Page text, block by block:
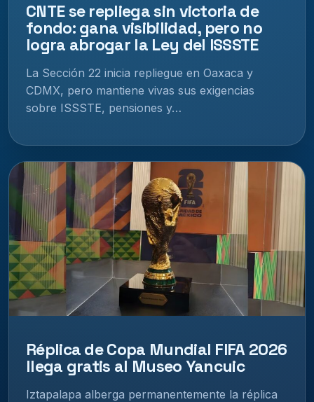
CNTE se repliega sin victoria de
fondo: gana visibilidad, pero no
logra abrogar la Ley del ISSSTE
La Sección 22 inicia repliegue en Oaxaca y
CDMX, pero mantiene vivas sus exigencias
sobre ISSSTE, pensiones y…
Réplica de Copa Mundial FIFA 2026
llega gratis al Museo Yancuic
Iztapalapa alberga permanentemente la réplica